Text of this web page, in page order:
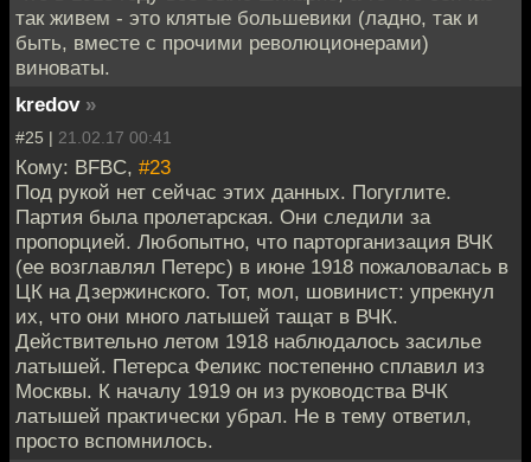
так живем - это клятые большевики (ладно, так и
быть, вместе с прочими революционерами)
виноваты.
kredov »
#25 | 21.02.17 00:41
Кому: BFBC, #23
Под рукой нет сейчас этих данных. Погуглите.
Партия была пролетарская. Они следили за
пропорцией. Любопытно, что парторганизация ВЧК
(ее возглавлял Петерс) в июне 1918 пожаловалась в
ЦК на Дзержинского. Тот, мол, шовинист: упрекнул
их, что они много латышей тащат в ВЧК.
Действительно летом 1918 наблюдалось засилье
латышей. Петерса Феликс постепенно сплавил из
Москвы. К началу 1919 он из руководства ВЧК
латышей практически убрал. Не в тему ответил,
просто вспомнилось.